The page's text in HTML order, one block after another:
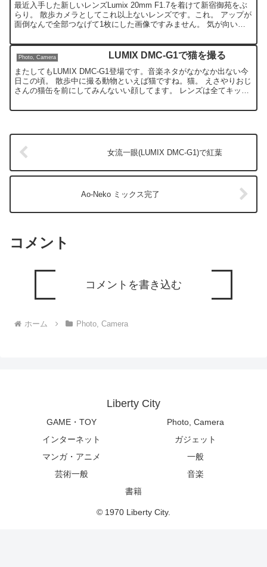
最近入手した新しいレンズLumix 20mm F1.7を着けて新宿御苑をぶ
らり。 散歩カメラとしてこれ以上ないレンズです。これ。 アップが
面倒なんで全部つなげて1枚にした画像ですみません。 気が向いた
Photo, Camera LUMIX DMC-G1で猫を撮る
またしてもLUMIX DMC-G1登場です。音楽ネタがなかなか出ない今
日この頃。 散歩中に撮る動物といえば猫ですね。猫。 えさやりおじ
さんの猫缶を前にしてみんないい顔してます。 レンズは全てキット
女流一眼(LUMIX DMC-G1)で紅葉
Ao-Neko ミックス完了
コメント
コメントを書き込む
ホーム Photo, Camera
Liberty City
GAME・TOY
Photo, Camera
インターネット
ガジェット
マンガ・アニメ
一般
芸術一般
音楽
書籍
© 1970 Liberty City.